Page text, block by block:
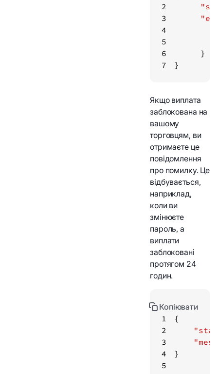
2
3
4
5
6
7
}
Якщо виплата
заблокована на
вашому
торговцям, ви
отримаєте це
повідомлення
про помилку. Це
відбувається,
наприклад,
коли ви
змінюєте
пароль, а
виплати
заблоковані
протягом 24
годин.
1
2
3
4
5
Копіювати